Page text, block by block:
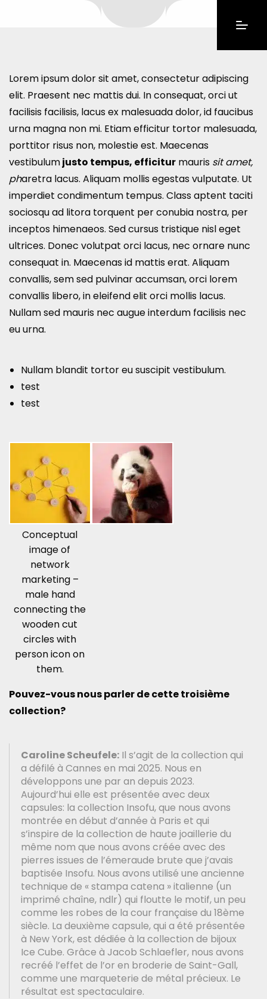
Lorem ipsum dolor sit amet, consectetur adipiscing
elit. Praesent nec mattis dui. In consequat, orci ut
facilisis facilisis, lacus ex malesuada dolor, id faucibus
urna magna non mi. Etiam efficitur tortor malesuada,
porttitor risus non, molestie est. Maecenas
vestibulumjusto tempus, efficitur mauris sit amet,
pharetra lacus. Aliquam mollis egestas vulputate. Ut
imperdiet condimentum tempus. Class aptent taciti
sociosqu ad litora torquent per conubia nostra, per
inceptos himenaeos. Sed cursus tristique nisl eget
ultrices. Donec volutpat orci lacus, nec ornare nunc
consequat in. Maecenas id mattis erat. Aliquam
convallis, sem sed pulvinar accumsan, orci lorem
convallis libero, in eleifend elit orci mollis lacus.
Nullam sed mauris nec augue interdum facilisis nec
eu urna.
Nullam blandit tortor eu suscipit vestibulum.
test
test
Conceptual
image of
network
marketing –
male hand
connecting the
wooden cut
circles with
person icon on
them.
Pouvez-vous nous parler de cette troisième
collection?
Caroline Scheufele: Il s’agit de la collection qui
a défilé à Cannes en mai 2025. Nous en
développons une par an depuis 2023.
Aujourd’hui elle est présentée avec deux
capsules: la collection Insofu, que nous avons
montrée en début d’année à Paris et qui
s’inspire de la collection de haute joaillerie du
même nom que nous avons créée avec des
pierres issues de l’émeraude brute que j’avais
baptisée Insofu. Nous avons utilisé une ancienne
technique de « stampa catena » italienne (un
imprimé chaîne, ndlr) qui floutte le motif, un peu
comme les robes de la cour française du 18ème
siècle. La deuxième capsule, qui a été présentée
à New York, est dédiée à la collection de bijoux
Ice Cube. Grâce à Jacob Schlaefler, nous avons
recréé l’effet de l’or en broderie de Saint-Gall,
comme une marqueterie de métal précieux. Le
résultat est spectaculaire.